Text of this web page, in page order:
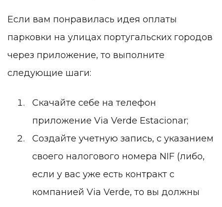
Если вам понравилась идея оплаты
парковки на улицах португальских городов
через приложение, то выполните
следующие шаги:
Скачайте себе на телефон
приложение Via Verde Estacionar;
Создайте учетную запись, с указанием
своего налогового номера NIF (либо,
если у вас уже есть контракт с
компанией Via Verde, то вы должны